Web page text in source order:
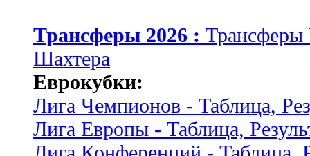
Трансферы 2026 :
Шахтера
Еврокубки:
Лига Чемпионов - Таблица,
Лига Европы - Таблица,